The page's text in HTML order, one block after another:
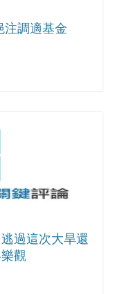
注調適基金
過這次大旱還
觀